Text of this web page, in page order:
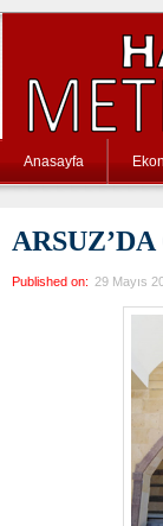
Anasayfa
Published on: 29 Mayıs